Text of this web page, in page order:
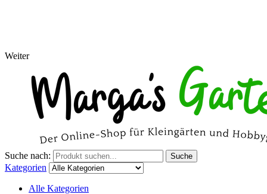
Weiter
Suche nach: Suche
Kategorien
Alle Kategorien